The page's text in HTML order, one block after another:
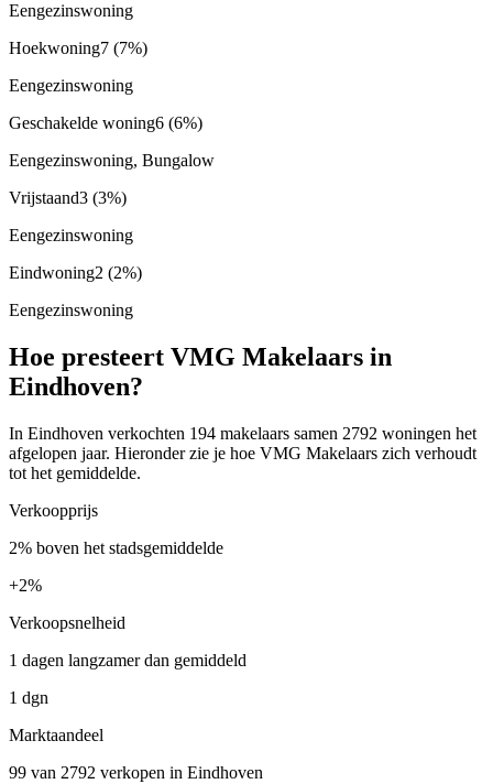
Eengezinswoning
Hoekwoning7 (7%)
Eengezinswoning
Geschakelde woning6 (6%)
Eengezinswoning, Bungalow
Vrijstaand3 (3%)
Eengezinswoning
Eindwoning2 (2%)
Eengezinswoning
Hoe presteert VMG Makelaars in
Eindhoven?
In Eindhoven verkochten 194 makelaars samen 2792 woningen het
afgelopen jaar. Hieronder zie je hoe VMG Makelaars zich verhoudt
tot het gemiddelde.
Verkoopprijs
2% boven het stadsgemiddelde
+2%
Verkoopsnelheid
1 dagen langzamer dan gemiddeld
1 dgn
Marktaandeel
99 van 2792 verkopen in Eindhoven